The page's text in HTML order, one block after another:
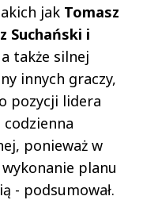
jak Tomasz
Suchański i
także silnej
innych graczy,
pozycji lidera
ponieważ w
planu
- podsumował.